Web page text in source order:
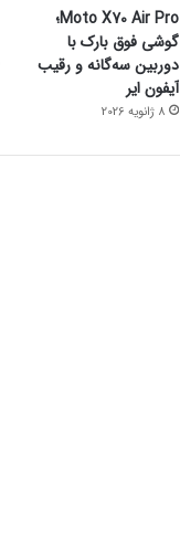
Moto X70 Air Pro؛
گوشی فوق بارک با
دوربین سه‌گانه و رقیب
آیفون ایر
8 ژانویه 2026